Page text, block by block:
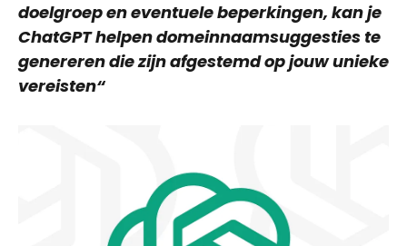
doelgroep en eventuele beperkingen, kan je
ChatGPT helpen domeinnaamsuggesties te
genereren die zijn afgestemd op jouw unieke
vereisten“